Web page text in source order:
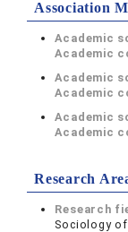
Association
Academic
Academic
Academic
Academic
Academic
Academic
Research
Research
Sociology